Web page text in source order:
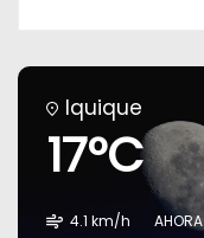
Iquique
17°C
4.1 km/h
AHORA